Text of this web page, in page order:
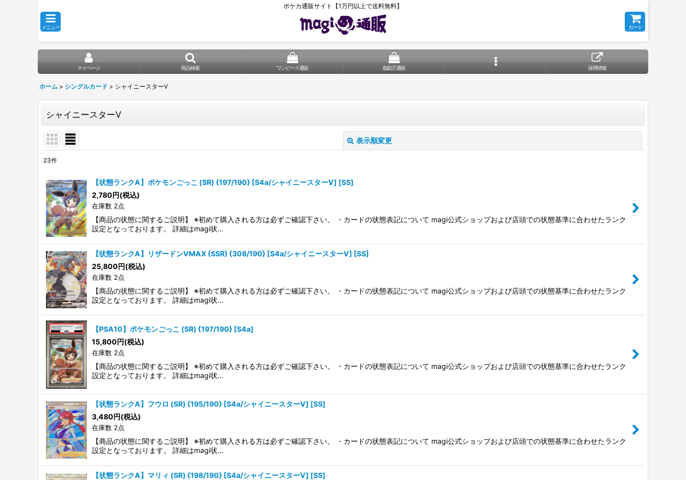
ポケカ通販サイト【1万円以上で送料無料】
メニュー カート
マイページ 商品検索 ワンピース通販 遊戯王通販 採用情報
ホーム > シングルカード > シャイニースターV
シャイニースターV
表示順変更
在庫あり
並び順:
絞り込む
23件
【状態ランクA】ポケモンごっこ (SR) {197/190} [S4a/シャイニースターV] [SS]
2,780円(税込)
在庫数 2点
【商品の状態に関するご説明】 ※初めて購入される方は必ずご確認下さい。 ・カードの状態表記について magi公式ショップおよび店頭での状態基準に合わせたランク
設定となっております。 詳細はmagi状…
【状態ランクA】リザードンVMAX (SSR) {308/190} [S4a/シャイニースターV] [SS]
25,800円(税込)
在庫数 2点
【商品の状態に関するご説明】 ※初めて購入される方は必ずご確認下さい。 ・カードの状態表記について magi公式ショップおよび店頭での状態基準に合わせたランク
設定となっております。 詳細はmagi状…
【PSA10】ポケモンごっこ (SR) {197/190} [S4a]
15,800円(税込)
在庫数 2点
【商品の状態に関するご説明】 ※初めて購入される方は必ずご確認下さい。 ・カードの状態表記について magi公式ショップおよび店頭での状態基準に合わせたランク
設定となっております。 詳細はmagi状…
【状態ランクA】フウロ (SR) {195/190} [S4a/シャイニースターV] [SS]
3,480円(税込)
在庫数 2点
【商品の状態に関するご説明】 ※初めて購入される方は必ずご確認下さい。 ・カードの状態表記について magi公式ショップおよび店頭での状態基準に合わせたランク
設定となっております。 詳細はmagi状…
【状態ランクA】マリィ (SR) {198/190} [S4a/シャイニースターV] [SS]